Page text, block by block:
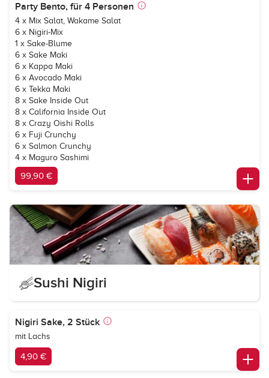
Party Bento, für 4 Personen
4 x Mix Salat, Wakame Salat
6 x Nigiri-Mix
1 x Sake-Blume
6 x Sake Maki
6 x Kappa Maki
6 x Avocado Maki
6 x Tekka Maki
8 x Sake Inside Out
8 x California Inside Out
8 x Crazy Oishi Rolls
6 x Fuji Crunchy
6 x Salmon Crunchy
4 x Maguro Sashimi
99,90 €
Sushi Nigiri
Nigiri Sake, 2 Stück
mit Lachs
4,90 €